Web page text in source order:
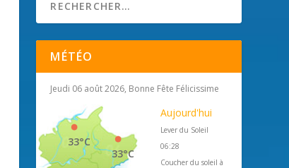
MÉTÉO
Jeudi 06 août 2026, Bonne Fête Félicissime
33°C
33°C
Aujourd'hui
Lever du Soleil
06:28
Coucher du soleil à